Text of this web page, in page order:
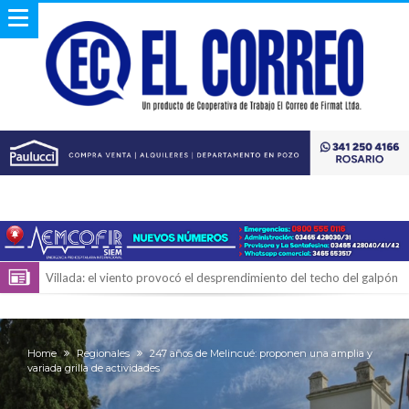
Villada: el viento provocó el desprendimiento del techo del galpón
adultos mayores
Colecta solidaria de juguetes en Firmat para el EPI y el Hospital
Vilela
Firmat: “Codo a codo” lanza una campaña de recolección de
golosinas para agasajar a los niños en su día
Vuelve el básquet: este viernes arranca el Clausura con agenda
Home Regionales
247 años de Melincué: proponen una amplia y
variada grilla de actividades